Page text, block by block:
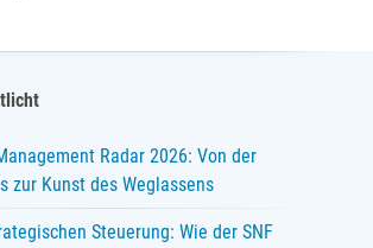
Radar 2026: Von der
zur Kunst des Weglassens
Steuerung: Wie der SNF